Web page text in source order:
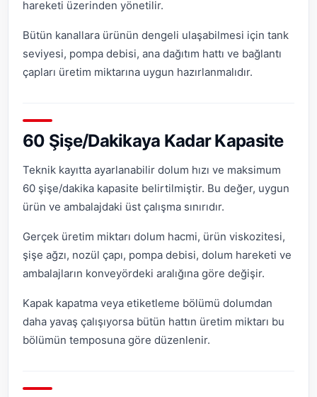
hareketi üzerinden yönetilir.
Bütün kanallara ürünün dengeli ulaşabilmesi için tank
seviyesi, pompa debisi, ana dağıtım hattı ve bağlantı
çapları üretim miktarına uygun hazırlanmalıdır.
60 Şişe/Dakikaya Kadar Kapasite
Teknik kayıtta ayarlanabilir dolum hızı ve maksimum
60 şişe/dakika kapasite belirtilmiştir. Bu değer, uygun
ürün ve ambalajdaki üst çalışma sınırıdır.
Gerçek üretim miktarı dolum hacmi, ürün viskozitesi,
şişe ağzı, nozül çapı, pompa debisi, dolum hareketi ve
ambalajların konveyördeki aralığına göre değişir.
Kapak kapatma veya etiketleme bölümü dolumdan
daha yavaş çalışıyorsa bütün hattın üretim miktarı bu
bölümün temposuna göre düzenlenir.